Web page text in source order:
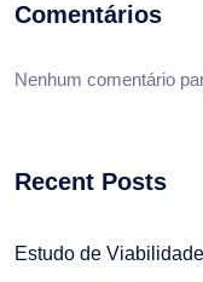
Comentários
Nenhum comentário
Recent Posts
Estudo de